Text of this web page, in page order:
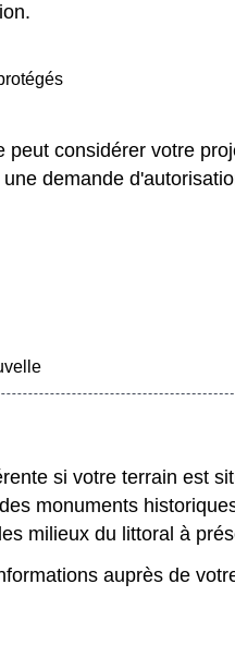
peut considérer votre
demande
si votre terrain est
monuments
milieux du littoral à
auprès de